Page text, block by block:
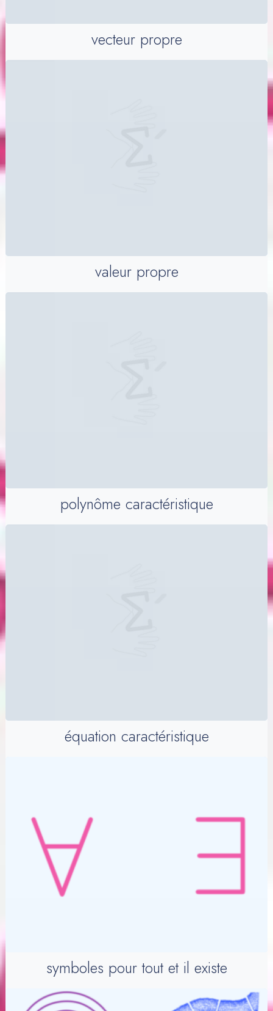
vecteur propre
valeur propre
polynôme caractéristique
équation caractéristique
symboles pour tout et il existe